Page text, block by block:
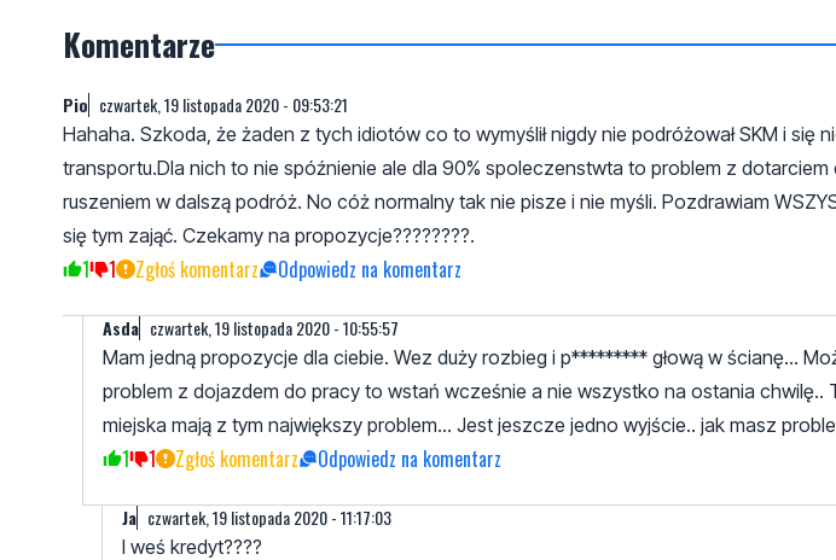
Komentarze
Pio czwartek, 19 listopada 2020 - 09:53:21
Hahaha. Szkoda, że żaden z tych idiotów co to wymyślił nigdy nie podróżował SKM i się
transportu.Dla nich to nie spóźnienie ale dla 90% spoleczenstwta to problem z dotarciem
ruszeniem w dalszą podróż. No cóż normalny tak nie pisze i nie myśli. Pozdrawiam
się tym zająć. Czekamy na propozycje????????.
1 1 Zgłoś komentarz Odpowiedz na komentarz
Asda czwartek, 19 listopada 2020 - 10:55:57
Mam jedną propozycje dla ciebie. Wez duży rozbieg i p********* głową w ścianę...
problem z dojazdem do pracy to wstań wcześnie a nie wszystko na ostania chwilę..
miejska mają z tym największy problem... Jest jeszcze jedno wyjście.. jak masz
1 1 Zgłoś komentarz Odpowiedz na komentarz
Ja czwartek, 19 listopada 2020 - 11:17:03
I weś kredyt????